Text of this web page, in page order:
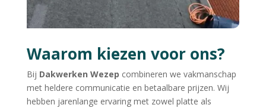
Waarom kiezen voor ons?
Bij Dakwerken Wezep combineren we vakmanschap
met heldere communicatie en betaalbare prijzen. Wij
hebben jarenlange ervaring met zowel platte als